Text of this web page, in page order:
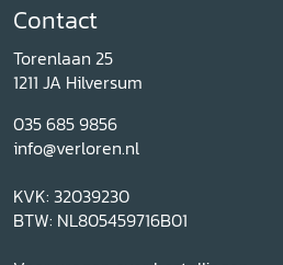
Contact
Torenlaan 25
1211 JA Hilversum
035 685 9856
info@verloren.nl
KVK: 32039230
BTW: NL805459716B01